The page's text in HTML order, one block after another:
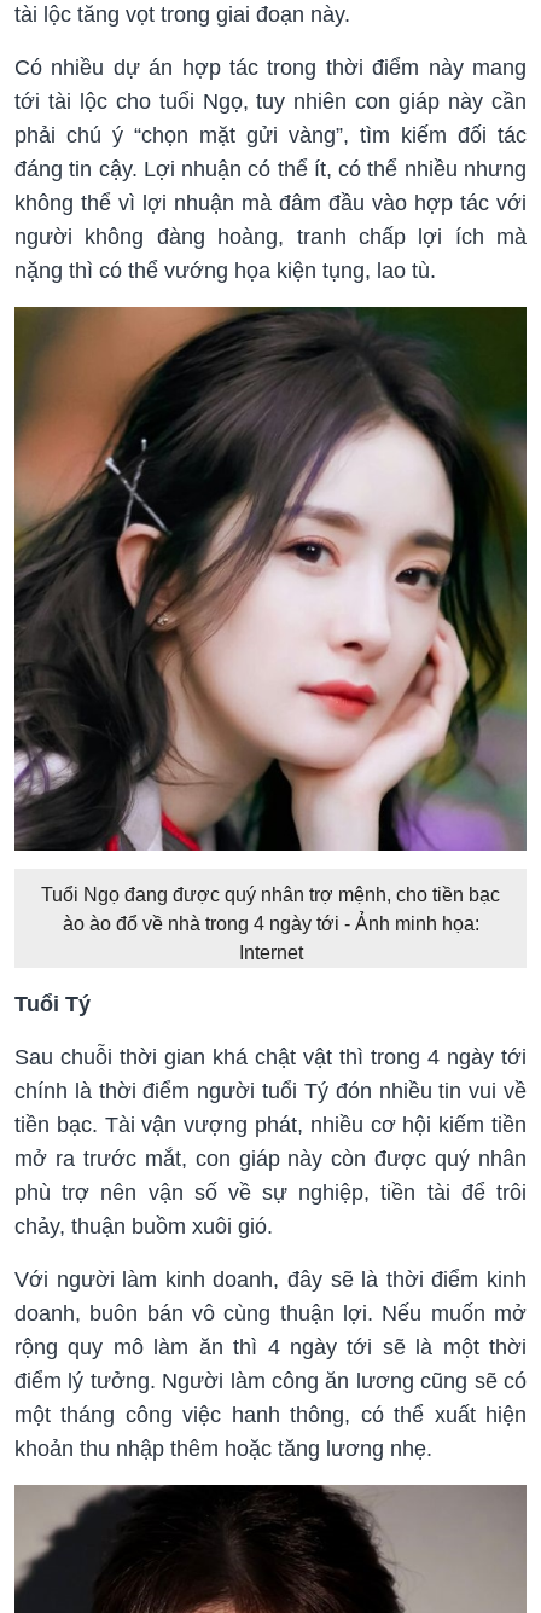
tài lộc tăng vọt trong giai đoạn này.
Có nhiều dự án hợp tác trong thời điểm này mang
tới tài lộc cho tuổi Ngọ, tuy nhiên con giáp này cần
phải chú ý “chọn mặt gửi vàng”, tìm kiếm đối tác
đáng tin cậy. Lợi nhuận có thể ít, có thể nhiều nhưng
không thể vì lợi nhuận mà đâm đầu vào hợp tác với
người không đàng hoàng, tranh chấp lợi ích mà
nặng thì có thể vướng họa kiện tụng, lao tù.
Tuổi Ngọ đang được quý nhân trợ mệnh, cho tiền bạc
ào ào đổ về nhà trong 4 ngày tới - Ảnh minh họa:
Internet
Tuổi Tý
Sau chuỗi thời gian khá chật vật thì trong 4 ngày tới
chính là thời điểm người tuổi Tý đón nhiều tin vui về
tiền bạc. Tài vận vượng phát, nhiều cơ hội kiếm tiền
mở ra trước mắt, con giáp này còn được quý nhân
phù trợ nên vận số về sự nghiệp, tiền tài để trôi
chảy, thuận buồm xuôi gió.
Với người làm kinh doanh, đây sẽ là thời điểm kinh
doanh, buôn bán vô cùng thuận lợi. Nếu muốn mở
rộng quy mô làm ăn thì 4 ngày tới sẽ là một thời
điểm lý tưởng. Người làm công ăn lương cũng sẽ có
một tháng công việc hanh thông, có thể xuất hiện
khoản thu nhập thêm hoặc tăng lương nhẹ.